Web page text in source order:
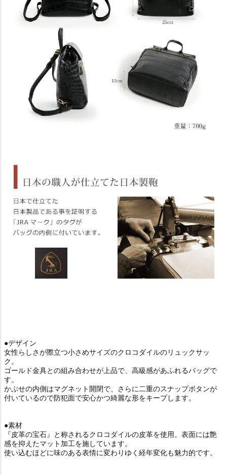
●デザイン
女性らしさが際立つ小さめサイズのクロコダイルのリュックサッ
ク。
ゴールド金具との組み合わせが上品で、高級感があふれるバッグで
す。
かぶせの内側はマグネット開閉で、さらに二重のスナップボタンが
付いているので防犯面で安心かつ綺麗な形をキープします。
●素材
『皮革の宝石』と称されるクロコダイルの皮革を使用。表面には艶
感を抑えたマット加工を施しています。
使い込むほどに味のある表情に変わりゆく経年変化も魅力的です。